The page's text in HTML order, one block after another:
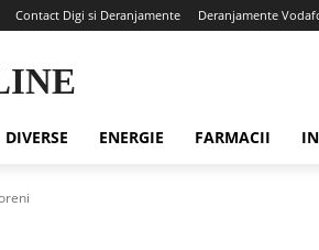
Contact Digi si Deranjamente Deranjamente
DIVERSE ENERGIE FARMACII